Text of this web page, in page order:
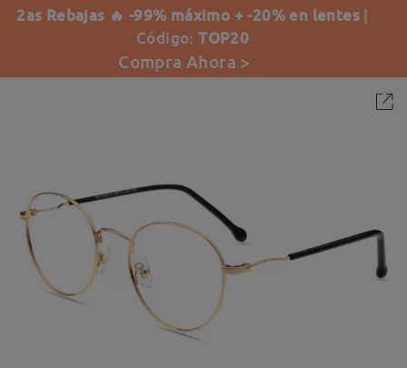
2as Rebajas 🔥 -99% máximo + -20% en lentes |
Código:TOP20
Compra Ahora >